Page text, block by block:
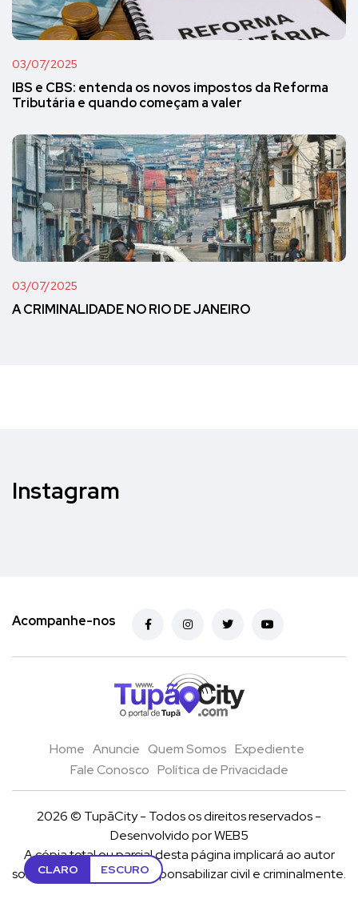
CLARO ESCURO
03/07/2025
IBS e CBS: entenda os novos impostos da Reforma
Tributária e quando começam a valer
03/07/2025
A CRIMINALIDADE NO RIO DE JANEIRO
Instagram
Acompanhe-nos
Home Anuncie Quem Somos Expediente
Fale Conosco Política de Privacidade
2026 © TupãCity - Todos os direitos reservados -
Desenvolvido porWEB5
A cópia total ou parcial desta página implicará ao autor
sob pena de ter que se reponsabilizar civil e criminalmente.